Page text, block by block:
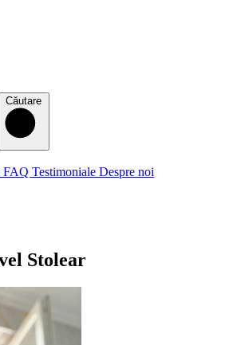
Căutare
FAQ Testimoniale Despre noi
Stolear